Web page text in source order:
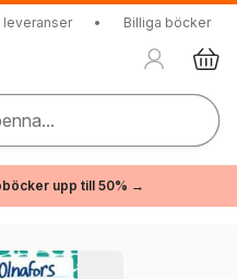
leveranser • Billiga böcker
upp till 50% →